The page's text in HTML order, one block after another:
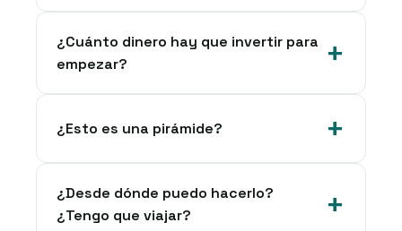
¿Cuánto dinero hay que invertir para
empezar?
¿Esto es una pirámide?
¿Desde dónde puedo hacerlo?
¿Tengo que viajar?